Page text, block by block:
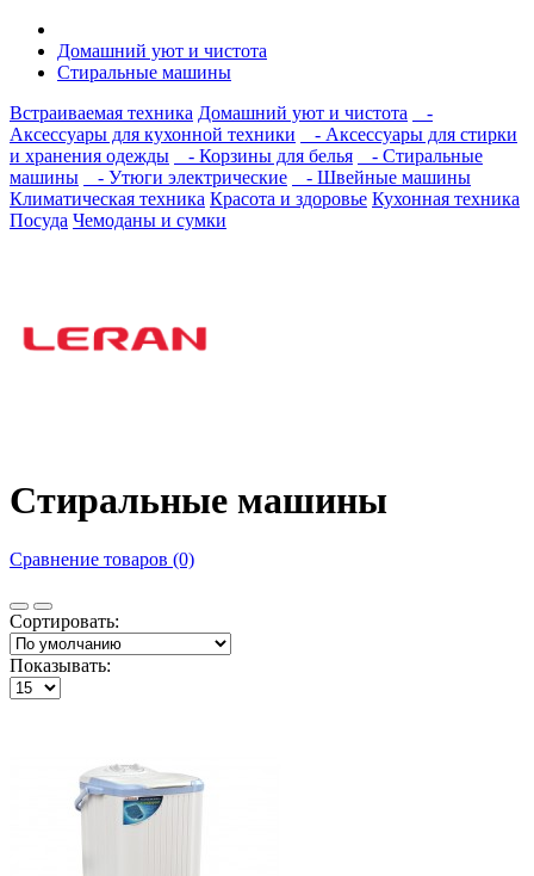
Домашний уют и чистота
Стиральные машины
Встраиваемая техника Домашний уют и чистота
-
Аксессуары для кухонной техники
- Аксессуары для стирки
и хранения одежды
- Корзины для белья
- Стиральные
машины
- Утюги электрические
- Швейные машины
Климатическая техника Красота и здоровье Кухонная техника
Посуда Чемоданы и сумки
Стиральные машины
Сравнение товаров (0)
Сортировать:
Показывать: